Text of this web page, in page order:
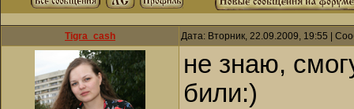
Tigra_cash Дата: Вторник, 22.09.2009, 19:55 |
не знаю,
били:)